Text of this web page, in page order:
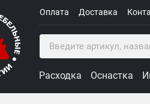
Оплата Доставка
Расходка Оснастка